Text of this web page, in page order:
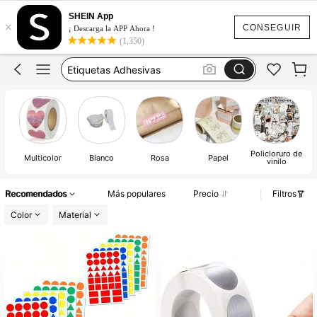
CONSEGUIR
×
SHEIN App
¡ Descarga la APP Ahora !
(1,350)
Posits Para Libros
Etiquetas Adhesivas
Pegatinas
Multicolor Blanco Rosa Papel Policloruro de
vinilo
Recomendados Más populares Precio
Filtros
Color
Material